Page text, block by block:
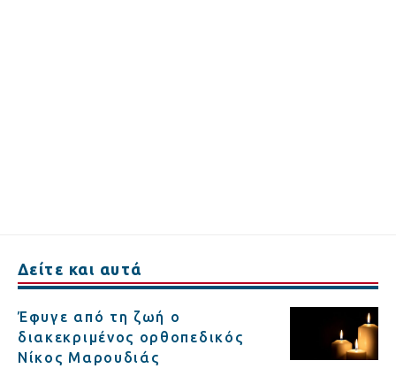
Δείτε και αυτά
Έφυγε από τη ζωή ο
διακεκριμένος ορθοπεδικός
Νίκος Μαρουδιάς